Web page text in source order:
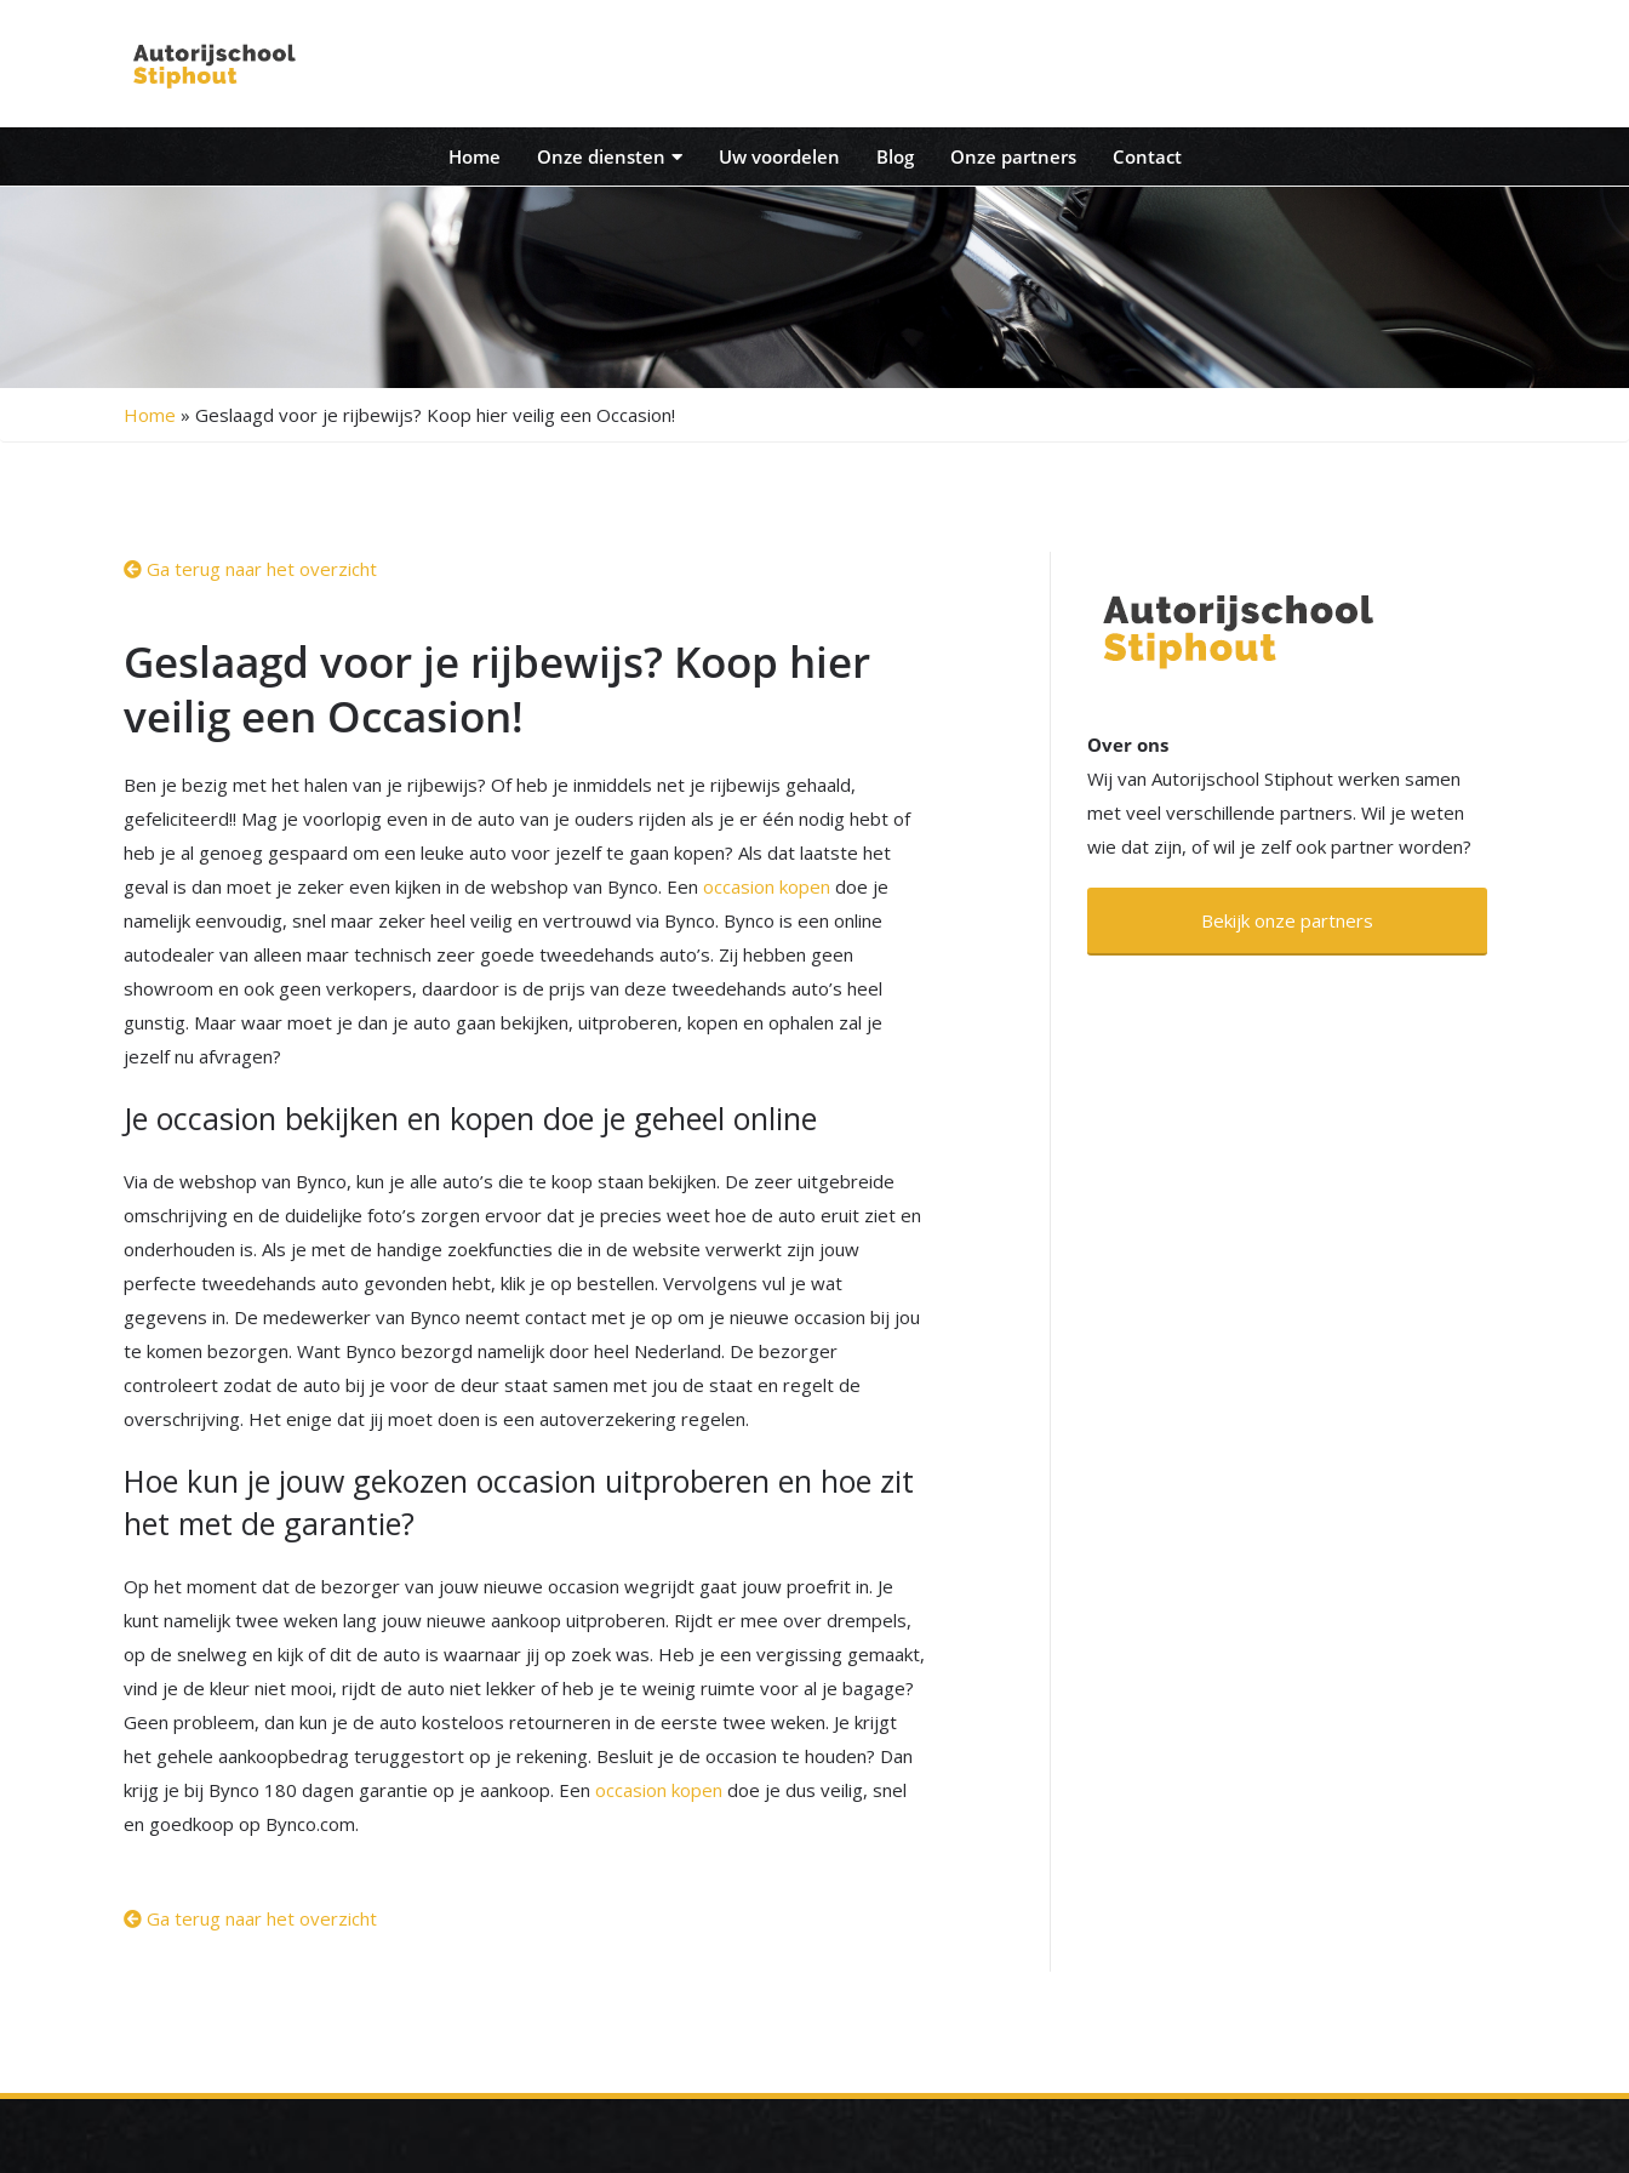
Home Onze diensten Uw voordelen Blog Onze partners Contact
Home » Geslaagd voor je rijbewijs? Koop hier veilig een Occasion!
Ga terug naar het overzicht
Geslaagd voor je rijbewijs? Koop hier
veilig een Occasion!
Ben je bezig met het halen van je rijbewijs? Of heb je inmiddels net je rijbewijs gehaald,
gefeliciteerd!! Mag je voorlopig even in de auto van je ouders rijden als je er één nodig hebt of
heb je al genoeg gespaard om een leuke auto voor jezelf te gaan kopen? Als dat laatste het
geval is dan moet je zeker even kijken in de webshop van Bynco. Een occasion kopen doe je
namelijk eenvoudig, snel maar zeker heel veilig en vertrouwd via Bynco. Bynco is een online
autodealer van alleen maar technisch zeer goede tweedehands auto’s. Zij hebben geen
showroom en ook geen verkopers, daardoor is de prijs van deze tweedehands auto’s heel
gunstig. Maar waar moet je dan je auto gaan bekijken, uitproberen, kopen en ophalen zal je
jezelf nu afvragen?
Je occasion bekijken en kopen doe je geheel online
Via de webshop van Bynco, kun je alle auto’s die te koop staan bekijken. De zeer uitgebreide
omschrijving en de duidelijke foto’s zorgen ervoor dat je precies weet hoe de auto eruit ziet en
onderhouden is. Als je met de handige zoekfuncties die in de website verwerkt zijn jouw
perfecte tweedehands auto gevonden hebt, klik je op bestellen. Vervolgens vul je wat
gegevens in. De medewerker van Bynco neemt contact met je op om je nieuwe occasion bij jou
te komen bezorgen. Want Bynco bezorgd namelijk door heel Nederland. De bezorger
controleert zodat de auto bij je voor de deur staat samen met jou de staat en regelt de
overschrijving. Het enige dat jij moet doen is een autoverzekering regelen.
Hoe kun je jouw gekozen occasion uitproberen en hoe zit
het met de garantie?
Op het moment dat de bezorger van jouw nieuwe occasion wegrijdt gaat jouw proefrit in. Je
kunt namelijk twee weken lang jouw nieuwe aankoop uitproberen. Rijdt er mee over drempels,
op de snelweg en kijk of dit de auto is waarnaar jij op zoek was. Heb je een vergissing gemaakt,
vind je de kleur niet mooi, rijdt de auto niet lekker of heb je te weinig ruimte voor al je bagage?
Geen probleem, dan kun je de auto kosteloos retourneren in de eerste twee weken. Je krijgt
het gehele aankoopbedrag teruggestort op je rekening. Besluit je de occasion te houden? Dan
krijg je bij Bynco 180 dagen garantie op je aankoop. Een occasion kopen doe je dus veilig, snel
en goedkoop op Bynco.com.
Ga terug naar het overzicht
Over ons
Wij van Autorijschool Stiphout werken samen
met veel verschillende partners. Wil je weten
wie dat zijn, of wil je zelf ook partner worden?
Bekijk onze partners